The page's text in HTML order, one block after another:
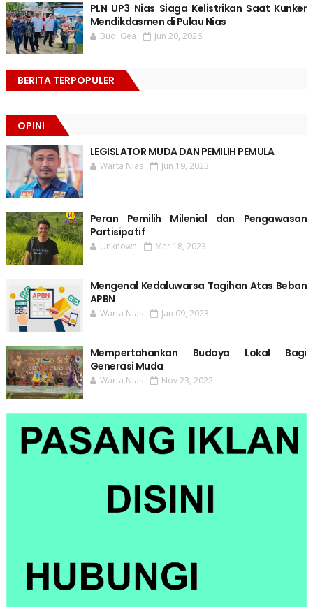
PLN UP3 Nias Siaga Kelistrikan Saat Kunker
Mendikdasmen di Pulau Nias
Budi Gea Jun 20, 2026
BERITA TERPOPULER
OPINI
LEGISLATOR MUDA DAN PEMILIH PEMULA
Warta Nias Jun 19, 2023
Peran Pemilih Milenial dan Pengawasan
Partisipatif
Unknown Mar 18, 2023
Mengenal Kedaluwarsa Tagihan Atas Beban
APBN
Warta Nias Jan 09, 2023
Mempertahankan Budaya Lokal Bagi
Generasi Muda
Warta Nias Nov 23, 2022